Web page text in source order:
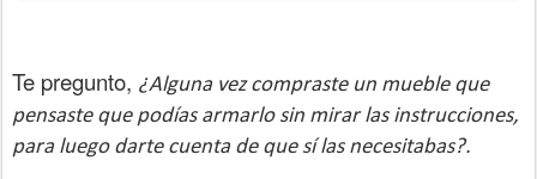
Te pregunto, ¿Alguna vez compraste un mueble que
pensaste que podías armarlo sin mirar las instrucciones,
para luego darte cuenta de que sí las necesitabas?.